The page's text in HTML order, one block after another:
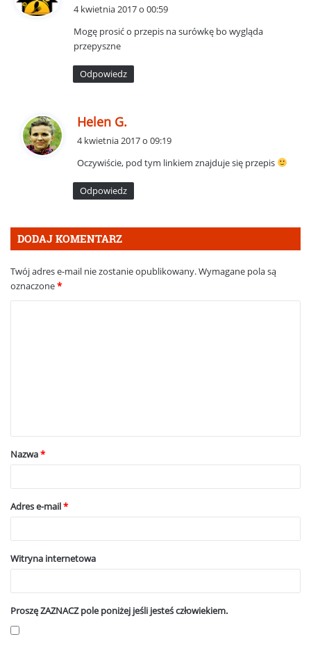
z
e
:
4 kwietnia 2017 o 00:59
Mogę prosić o przepis na surówkę bo wygląda
przepyszne
Odpowiedz
Helen G.
z
e
:
4 kwietnia 2017 o 09:19
Oczywiście, pod tym linkiem znajduje się przepis
Odpowiedz
DODAJ KOMENTARZ
Twój adres e-mail nie zostanie opublikowany.Wymagane pola są
oznaczone*
a
rNazwa*
Adres e-mail*
Witryna internetowa
Proszę ZAZNACZ pole poniżej jeśli jesteś człowiekiem.